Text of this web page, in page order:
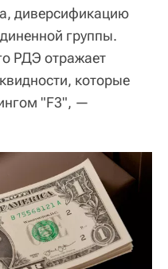
диверсификацию
группы.
РДЭ отражает
которые
"F3", —